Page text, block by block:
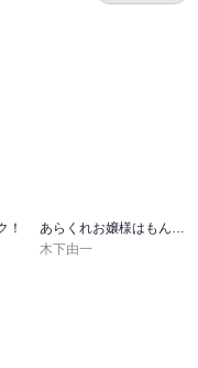
！
あらくれお嬢様はもんもんしている
木下由一